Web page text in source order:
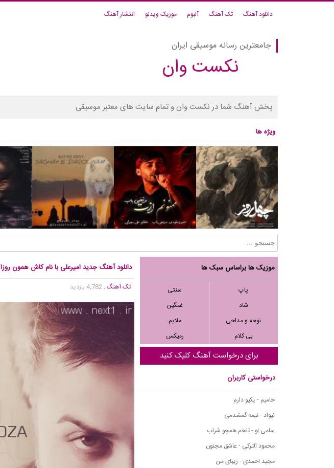
دانلود آهنگ تک آهنگ آلبوم موزیک ویدئو انتشار آهنگ
جامعترین رسانه موسیقی ایران
نکست وان
پخش آهنگ شما در نکست وان و تمام سایت های معتبر موسیقی
ویژه ها
موزیک ها براساس سبک ها
پاپ
سنتی
شاد
غمگین
نوحه و مداحی
ملایم
بی کلام
رمیکس
برای درخواست آهنگ کلیک کنید
درخواستی کاربران
حامیم - یکیو دارم
نیواد - نیمه گمشدمی
سامی لو - تلخم همچو شراب
محمود التركي - عاشق مجنون
مجید احمدی - زیبای من
دانلود آهنگ جدید امیرعلی با نام کاش همون روزا
تک آهنگ, 4,782 بازدید